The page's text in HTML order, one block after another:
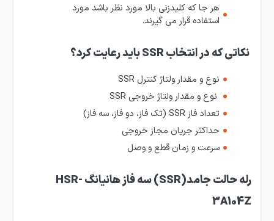
هر جا که کلید­زنی بالا مورد نظر باشد مورد
استفاده قرار می ­گیرند.
نکاتی که در انتخاب SSR باید رعایت کرد؟
نوع و مقدار ولتاژ کنترل SSR
نوع و مقدار ولتاژ خروجی SSR
تعداد فاز SSR (تک فاز، دو فاز، سه فاز)
حداکثر جریان مجاز خروجی
سرعت و زمان قطع و وصل
رله حالت جامد(SSR) سه فاز هانیانگ HSR-
3A104Z